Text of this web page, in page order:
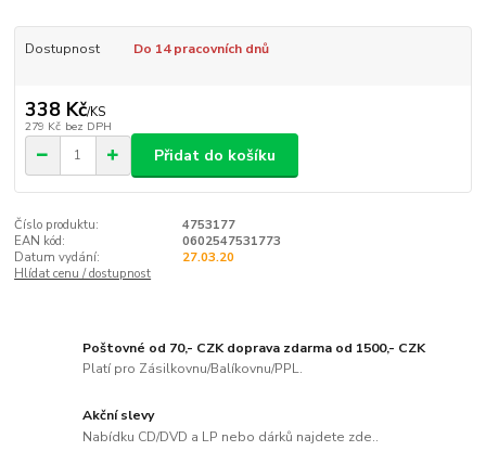
Dostupnost Do 14 pracovních dnů
338 Kč/KS
279 Kč bez DPH
Přidat do košíku
Číslo produktu:
4753177
EAN kód:
0602547531773
Datum vydání:
27.03.20
Hlídat cenu / dostupnost
Poštovné od 70,- CZK doprava zdarma od 1500,- CZK
Platí pro Zásilkovnu/Balíkovnu/PPL.
Akční slevy
Nabídku CD/DVD a LP nebo dárků najdete zde..